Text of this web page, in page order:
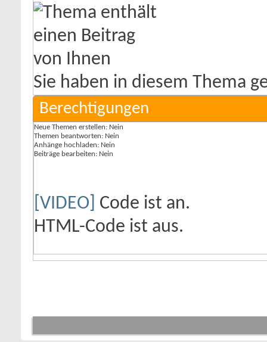
Sie haben in diesem Thema
Berechtigungen
Neue Themen erstellen: Nein
Themen beantworten: Nein
Anhänge hochladen: Nein
Beiträge bearbeiten: Nein
[VIDEO] Code ist an.
HTML-Code ist aus.